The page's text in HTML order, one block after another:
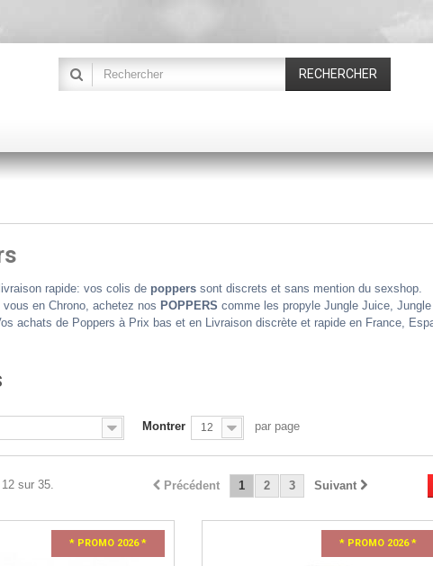
RECHERCHER
rapide: vos colis de poppers sont discrets et sans mention du sexshop.
vous en Chrono, achetez nos POPPERS comme les propyle Jungle Juice,
achats de Poppers à Prix bas et en Livraison discrète et rapide en France,
Montrer 12 par page
Précédent 1 2 3 Suivant
sur 35.
* PROMO 2026 * * PROMO 2026 *